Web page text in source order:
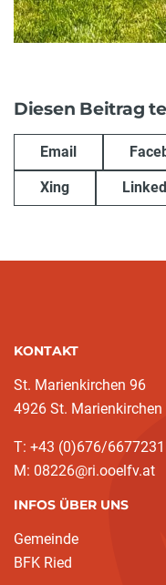
Diesen Beitrag
Email
Xing
KONTAKT
St. Marienkirchen 96
4926 St.
T: +43 (0)676/6677231
M: 08226@ri.ooelfv.at
INFOS ÜBER UNS
Gemeinde
BFK Ried